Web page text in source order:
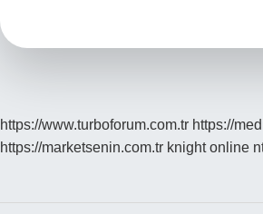
https://www.turboforum.com.tr https://
https://marketsenin.com.tr knight online